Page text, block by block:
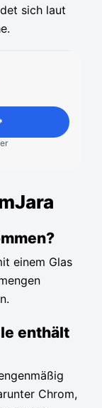
sich laut
einem Glas
enthält
Chrom,